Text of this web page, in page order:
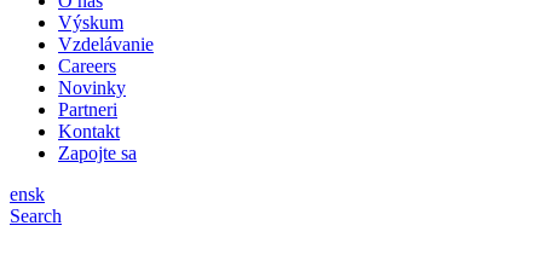
Výskum
Vzdelávanie
Careers
Novinky
Partneri
Kontakt
Zapojte sa
ensk
Search